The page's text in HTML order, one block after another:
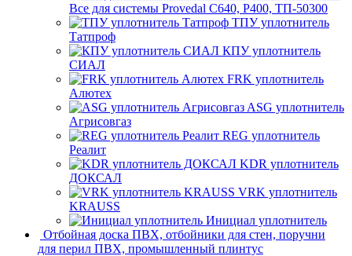
Все для системы Provedal С640, Р400, ТП-50300
ТПУ уплотнитель
Татпроф
КПУ уплотнитель
СИАЛ
FRK уплотнитель
Алютех
ASG уплотнитель
Агрисовгаз
REG уплотнитель
Реалит
KDR уплотнитель
ДОКСАЛ
VRK уплотнитель
KRAUSS
Инициал уплотнитель
Отбойная доска ПВХ, отбойники для стен, поручни
для перил ПВХ, промышленный плинтус